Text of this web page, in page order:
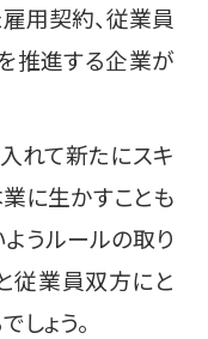
用契約、従業員
推進する企業が
れて新たにスキ
に生かすことも
うルールの取り
従業員双方にと
ょう。